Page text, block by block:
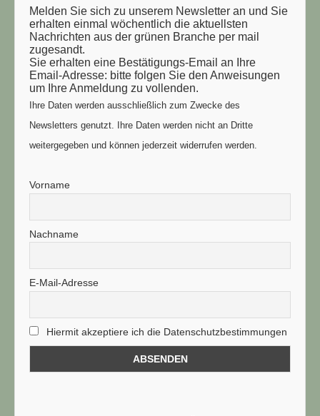
Melden Sie sich zu unserem Newsletter an und Sie
erhalten einmal wöchentlich die aktuellsten
Nachrichten aus der grünen Branche per mail
zugesandt.
Sie erhalten eine Bestätigungs-Email an Ihre
Email-Adresse: bitte folgen Sie den Anweisungen
um Ihre Anmeldung zu vollenden.
Ihre Daten werden ausschließlich zum Zwecke des
Newsletters genutzt. Ihre Daten werden nicht an Dritte
weitergegeben und können jederzeit widerrufen werden.
Vorname
Nachname
E-Mail-Adresse
Hiermit akzeptiere ich die Datenschutzbestimmungen